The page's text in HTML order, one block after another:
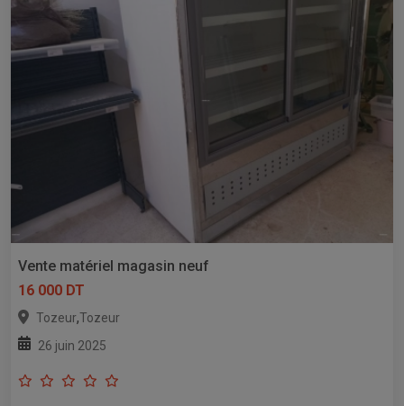
Vente matériel magasin neuf
16 000 DT
Tozeur,Tozeur
26 juin 2025